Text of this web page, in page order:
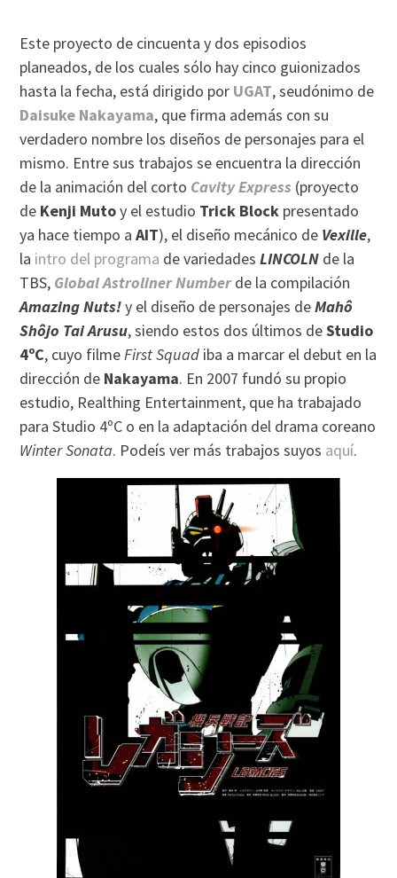
Este proyecto de cincuenta y dos episodios
planeados, de los cuales sólo hay cinco guionizados
hasta la fecha, está dirigido por UGAT, seudónimo de
Daisuke Nakayama, que firma además con su
verdadero nombre los diseños de personajes para el
mismo. Entre sus trabajos se encuentra la dirección
de la animación del corto Cavity Express (proyecto
de Kenji Mutoy el estudio Trick Block presentado
ya hace tiempo aAIT), el diseño mecánico de Vexille,
la intro del programa de variedadesLINCOLN de la
TBS, Global Astroliner Numberde la compilación
Amazing Nuts!y el diseño de personajes deMahô
Shôjo Tai Arusu, siendo estos dos últimos deStudio
4ºC, cuyo filmeFirst Squad iba a marcar el debut en la
dirección de Nakayama. En 2007 fundó su propio
estudio, Realthing Entertainment, que ha trabajado
para Studio 4ºC o en la adaptación del drama coreano
Winter Sonata. Podeís ver más trabajos suyos aquí.